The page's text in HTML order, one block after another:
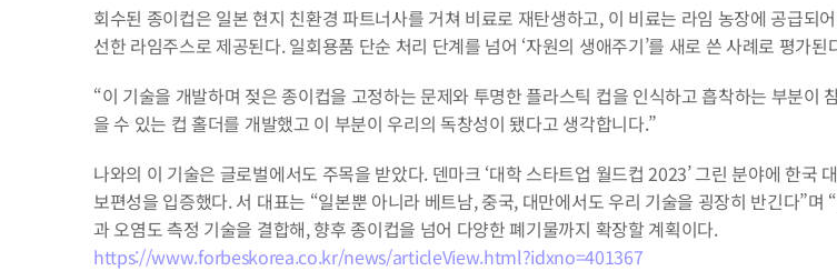
회수된 종이컵은 일본 현지 친환경 파트너사를 거쳐 비료로 재탄생하고, 이 비료는 라임 농장에 공급
선한 라임주스로 제공된다. 일회용품 단순 처리 단계를 넘어 ‘자원의 생애주기’를 새로 쓴 사례로 평가된
“이 기술을 개발하며 젖은 종이컵을 고정하는 문제와 투명한 플라스틱 컵을 인식하고 흡착하는 부분
을 수 있는 컵 홀더를 개발했고 이 부분이 우리의 독창성이 됐다고 생각합니다.”
나와의 이 기술은 글로벌에서도 주목을 받았다. 덴마크 ‘대학 스타트업 월드컵 2023’ 그린 분야에 한국
보편성을 입증했다. 서 대표는 “일본뿐 아니라 베트남, 중국, 대만에서도 우리 기술을 굉장히 반긴다”
과 오염도 측정 기술을 결합해, 향후 종이컵을 넘어 다양한 폐기물까지 확장할 계획이다.
https://www.forbeskorea.co.kr/news/articleView.html?idxno=401367